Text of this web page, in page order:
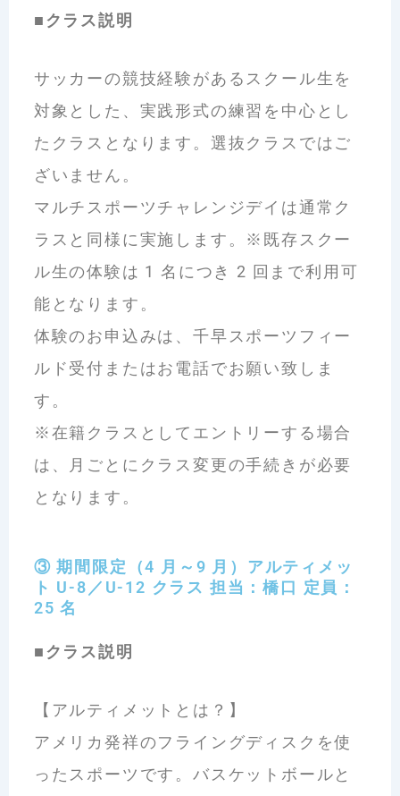
■クラス説明
サッカーの競技経験があるスクール生を
対象とした、実践形式の練習を中心とし
たクラスとなります。選抜クラスではご
ざいません。
マルチスポーツチャレンジデイは通常ク
ラスと同様に実施します。※既存スクー
ル生の体験は 1 名につき 2 回まで利用可
能となります。
体験のお申込みは、千早スポーツフィー
ルド受付またはお電話でお願い致しま
す。
※在籍クラスとしてエントリーする場合
は、月ごとにクラス変更の手続きが必要
となります。
③ 期間限定（4 月～9 月）アルティメッ
ト U-8／U-12 クラス 担当：橋口 定員：
25 名
■クラス説明
【アルティメットとは？】
アメリカ発祥のフライングディスクを使
ったスポーツです。バスケットボールと